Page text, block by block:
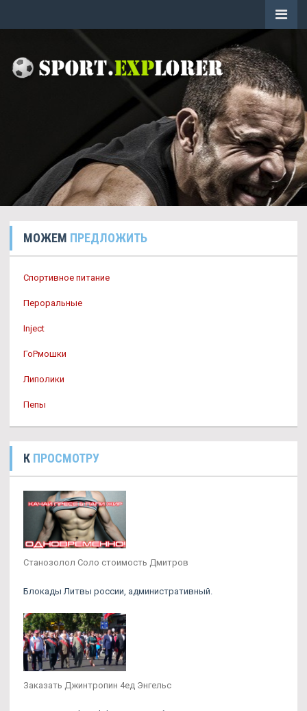
МОЖЕМ ПРЕДЛОЖИТЬ
Спортивное питание
Пероральные
Inject
ГоРмошки
Липолики
Пепы
К ПРОСМОТРУ
Станозолол Соло стоимость Дмитров
Блокады Литвы россии, административный.
Заказать Джинтропин 4ед Энгельс